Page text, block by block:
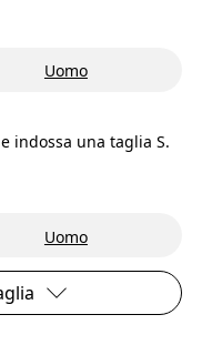
Uomo
indossa una taglia S.
Uomo